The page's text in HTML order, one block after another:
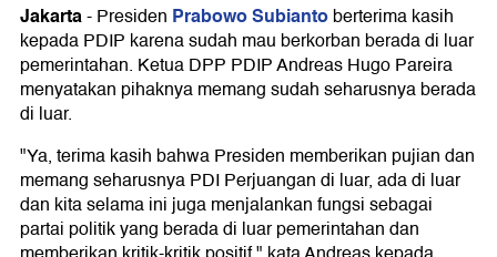
Jakarta-Presiden Prabowo Subiantoberterima kasih
kepada PDIP karena sudah mau berkorban berada di luar
pemerintahan. Ketua DPP PDIP Andreas Hugo Pareira
menyatakan pihaknya memang sudah seharusnya berada
di luar.
"Ya, terima kasih bahwa Presiden memberikan pujian dan
memang seharusnya PDI Perjuangan di luar, ada di luar
dan kita selama ini juga menjalankan fungsi sebagai
partai politik yang berada di luar pemerintahan dan